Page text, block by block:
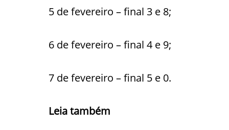
5 de fevereiro – final 3 e 8;
6 de fevereiro – final 4 e 9;
7 de fevereiro – final 5 e 0.
Leia também